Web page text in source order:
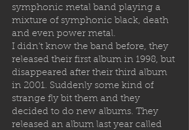
symphonic metal band playing a
mixture of symphonic black, death
and even power metal.
I didn’t know the band before, they
released their first album in 1998, but
disappeared after their third album
in 2001. Suddenly some kind of
strange fly bit them and they
decided to do new albums. They
released an album last year called